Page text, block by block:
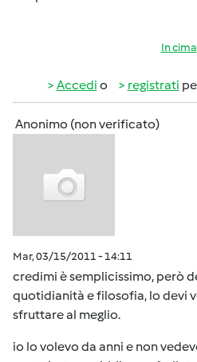
In cima
Accedi o registrati
Anonimo (non verificato)
Mar, 03/15/2011 - 14:11
credimi è semplicissimo, però
quotidianità e filosofia, lo devi
sfruttare al meglio.
io lo volevo da anni e non